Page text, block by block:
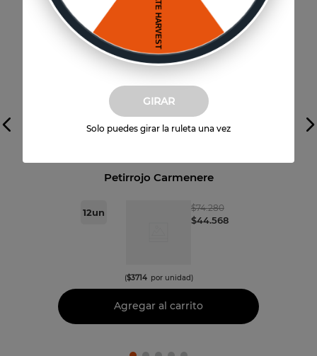
Petirrojo Carmenere
12un $74.280
$44.568
($3714 por unidad)
Agregar al carrito
GIRAR
Solo puedes girar la ruleta una vez